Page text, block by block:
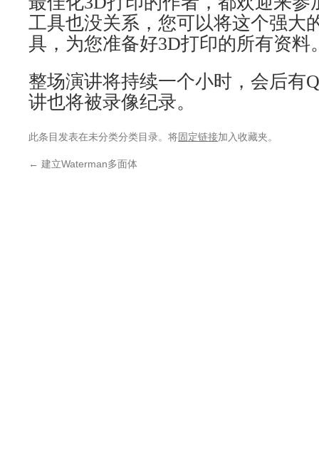
工具也没关系，您可以将这个强大
具，为您准备好3D打印的所有资料
整场演讲将持续一个小时，会后有
讲也将被录像纪录。
此条目发表在未分类分类目录。将固定链接加入收藏夹。
← 建立Waterman多面体